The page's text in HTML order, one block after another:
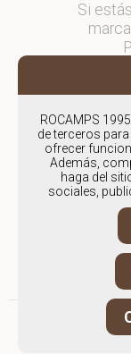
Si
en
Los
ROCAMPS
de terceros
ofrecer
Además,
haga del
sociales,